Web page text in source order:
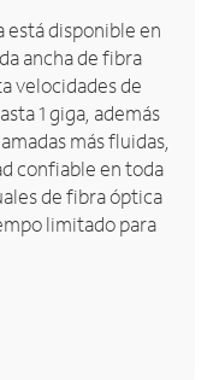
está disponible en
ancha de fibra
velocidades de
1 giga, además
más fluidas,
confiable en toda
de fibra óptica
limitado para